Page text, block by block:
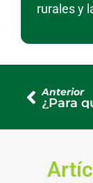
rurales y
Anterior